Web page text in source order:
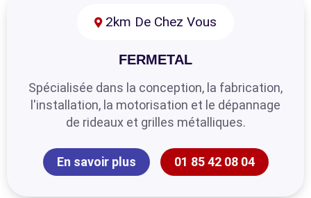
2km De Chez Vous
FERMETAL
Spécialisée dans la conception, la fabrication,
l'installation, la motorisation et le dépannage
de rideaux et grilles métalliques.
En savoir plus 01 85 42 08 04